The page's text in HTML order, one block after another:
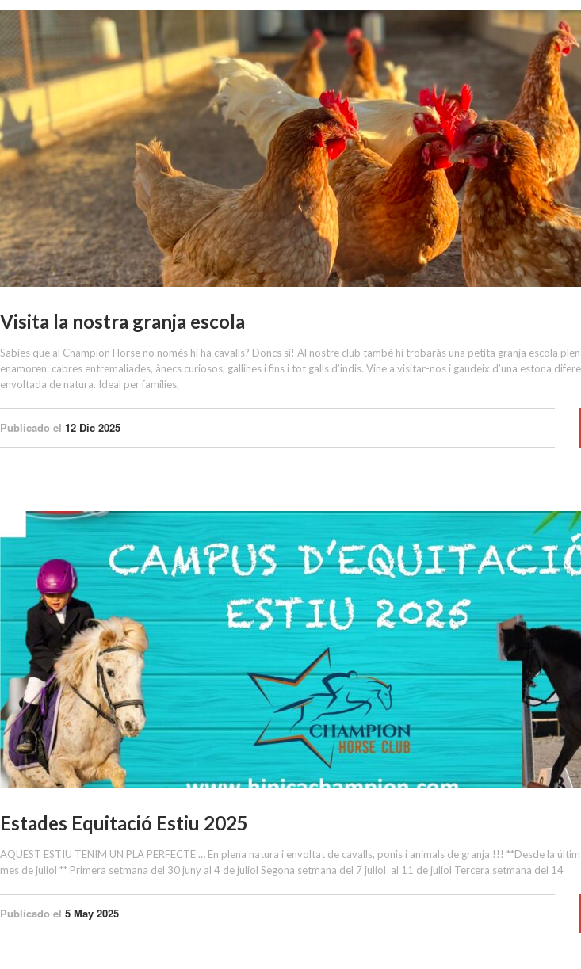
Visita la nostra granja escola
Sabies que al Champion Horse no només hi ha cavalls? Doncs sí! Al nostre club també hi trobaràs una petita granja escola
enamoren: cabres entremaliades, ànecs curiosos, gallines i fins i tot galls d’indis. Vine a visitar-nos i gaudeix d’una estona
envoltada de natura. Ideal per famílies,
Publicado el 12 Dic 2025
Estades Equitació Estiu 2025
AQUEST ESTIU TENIM UN PLA PERFECTE … En plena natura i envoltat de cavalls, ponis i animals de granja !!! **Desde la
mes de juliol ** Primera setmana del 30 juny al 4 de juliol Segona setmana del 7 juliol al 11 de juliol Tercera setmana del 14
Publicado el 5 May 2025